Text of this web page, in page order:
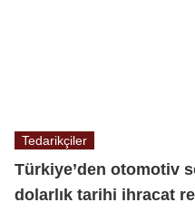
Tedarikçiler
Türkiye’den otomotiv
dolarlık tarihi ihracat